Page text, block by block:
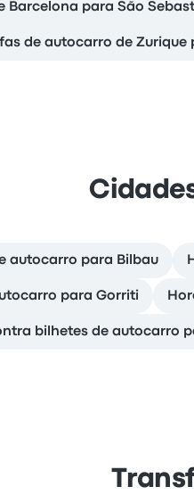
Barcelona para São
de autocarro de Zurique
autocarro para Bilbau
para Gorriti
bilhetes de autocarro